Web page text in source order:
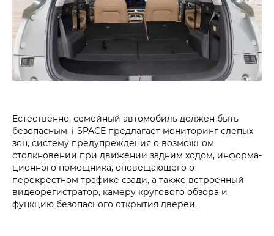
Естественно, семейный автомобиль должен быть
безопасным. i‑SPACE предлагает мониторинг слепых
зон, систему предупреждения о возможном
столкновении при движении задним ходом, информа­
ционного помощника, оповещающего о
перекрестном трафике сзади, а также встроенный
видеорегистратор, камеру кругового обзора и
функцию безопасного открытия дверей.